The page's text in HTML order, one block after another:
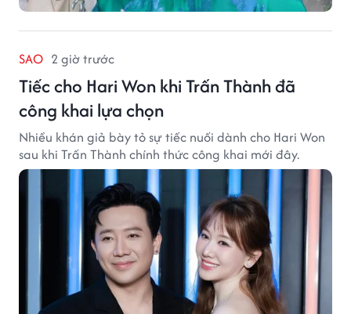
SAO 2 giờ trước
Tiếc cho Hari Won khi Trấn Thành đã
công khai lựa chọn
Nhiều khán giả bày tỏ sự tiếc nuối dành cho Hari Won
sau khi Trấn Thành chính thức công khai mới đây.